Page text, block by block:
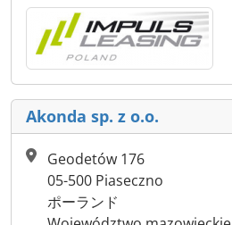
Akonda sp. z o.o.
Geodetów 176
05-500 Piaseczno
ポーランド